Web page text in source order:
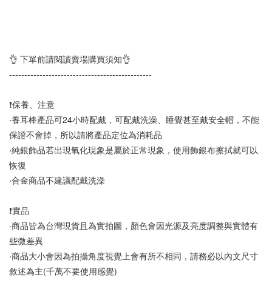
👌 下單前請閱讀賣場購買須知👌
-----------------------------------------------
❗保養、注意
‧養耳棒產品可24小時配戴，可配戴洗澡、睡覺甚至戴安全帽，不能
保證不會掉，所以請將產品定位為消耗品
‧純銀飾品若出現氧化現象是屬於正常現象，使用飾銀布擦拭就可以
恢復
‧合金商品不建議配戴洗澡
❗實品
‧商品皆為台灣現貨且為實拍圖，顏色會因光源及亮度調整與實體有
些微差異
‧商品大小會因為拍攝角度視覺上會有所不相同，請務必以內文尺寸
敘述為主(千萬不要使用感覺)